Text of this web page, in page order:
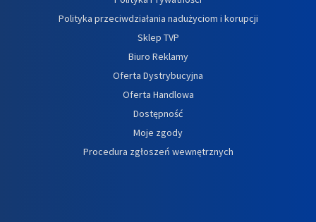
Polityka przeciwdziałania nadużyciom i korupcji
Sklep TVP
Biuro Reklamy
Oferta Dystrybucyjna
Oferta Handlowa
Dostępność
Moje zgody
Procedura zgłoszeń wewnętrznych